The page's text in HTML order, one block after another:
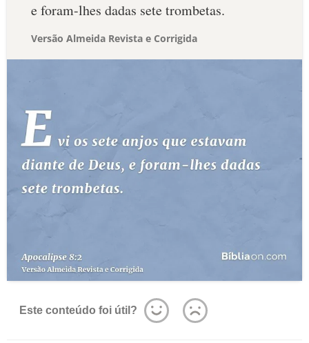
e foram-lhes dadas sete trombetas.
Versão Almeida Revista e Corrigida
Este conteúdo foi útil?